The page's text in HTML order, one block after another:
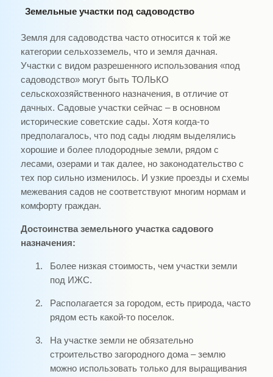
Земельные участки под садоводство
Земля для садоводства часто относится к той же
категории сельхозземель, что и земля дачная.
Участки с видом разрешенного использования «под
садоводство» могут быть ТОЛЬКО
сельскохозяйственного назначения, в отличие от
дачных. Садовые участки сейчас – в основном
исторические советские сады. Хотя когда-то
предполагалось, что под сады людям выделялись
хорошие и более плодородные земли, рядом с
лесами, озерами и так далее, но законодательство с
тех пор сильно изменилось. И узкие проезды и схемы
межевания садов не соответствуют многим нормам и
комфорту граждан.
Достоинства земельного участка садового
назначения:
1.
Более низкая стоимость, чем участки земли
под ИЖС.
2.
Располагается за городом, есть природа, часто
рядом есть какой-то поселок.
3.
На участке земли не обязательно
строительство загородного дома – землю
можно использовать только для выращивания